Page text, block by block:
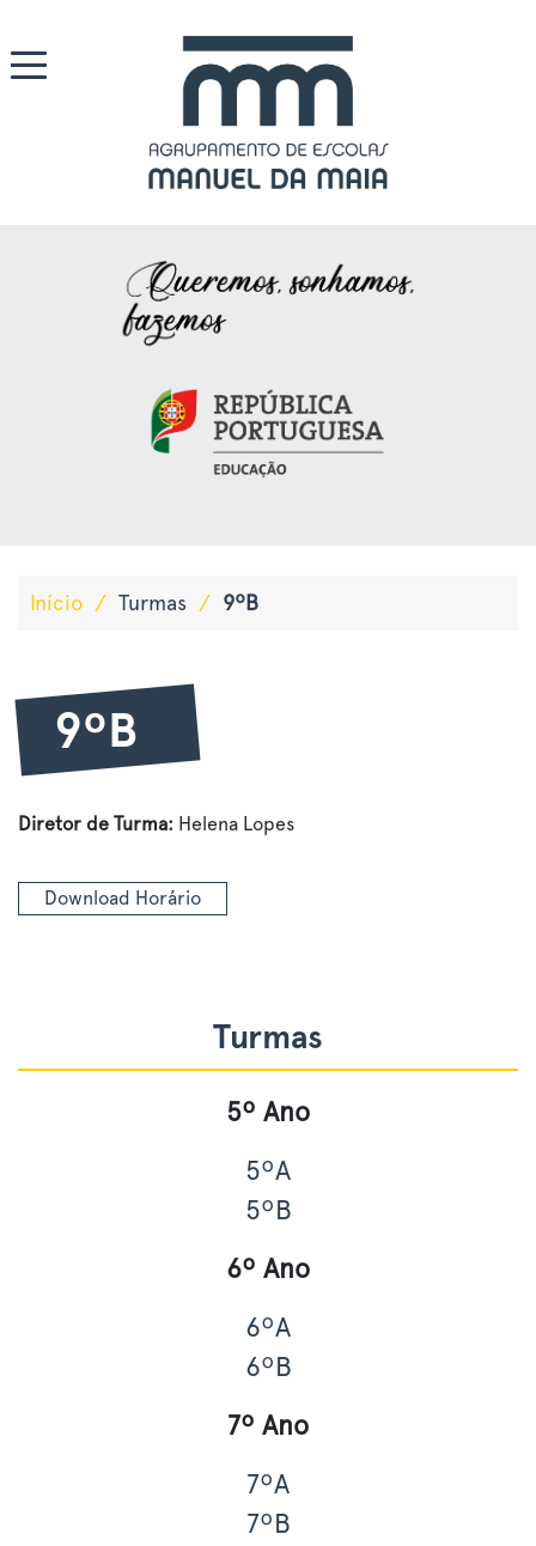
Início / Turmas / 9ºB
9ºB
Diretor de Turma: Helena Lopes
Download Horário
Turmas
5º Ano
5ºA
5ºB
6º Ano
6ºA
6ºB
7º Ano
7ºA
7ºB